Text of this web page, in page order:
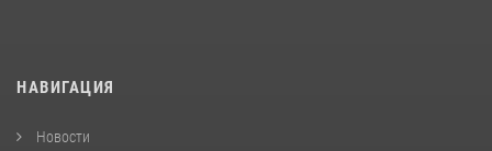
НАВИГАЦИЯ
Новости